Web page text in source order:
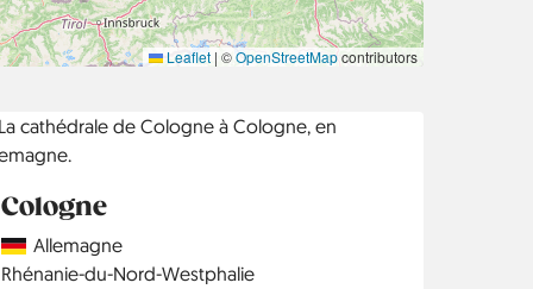
Leaflet | ©OpenStreetMapcontributors
Cologne
CountryAllemagne
Région
Rhénanie-du-Nord-Westphalie